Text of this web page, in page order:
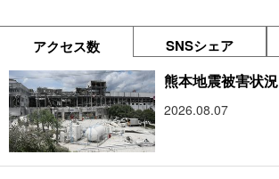
アクセス数 SNSシェア
熊本地震被害状況
2026.08.07